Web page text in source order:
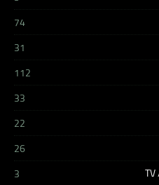
74
31
112
33
22
26
3